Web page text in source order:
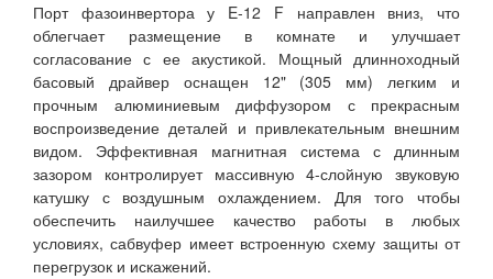
Порт фазоинвертора у E-12 F направлен вниз, что
облегчает размещение в комнате и улучшает
согласование с ее акустикой. Мощный длинноходный
басовый драйвер оснащен 12" (305 мм) легким и
прочным алюминиевым диффузором с прекрасным
воспроизведение деталей и привлекательным внешним
видом. Эффективная магнитная система с длинным
зазором контролирует массивную 4-слойную звуковую
катушку с воздушным охлаждением. Для того чтобы
обеспечить наилучшее качество работы в любых
условиях, сабвуфер имеет встроенную схему защиты от
перегрузок и искажений.